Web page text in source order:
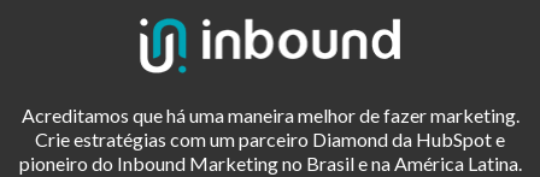
Acreditamos que há uma maneira melhor de fazer marketing.
Crie estratégias com um parceiro Diamond da HubSpot e
pioneiro do Inbound Marketing no Brasil e na América Latina.